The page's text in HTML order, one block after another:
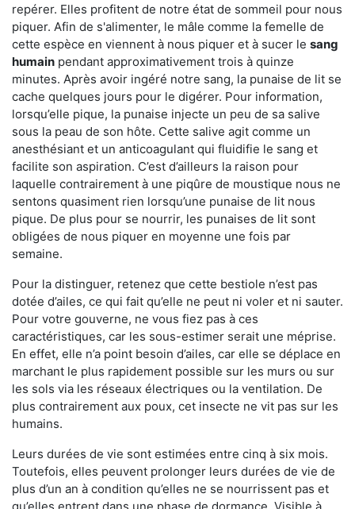
repérer. Elles profitent de notre état de sommeil pour nous
piquer. Afin de s'alimenter, le mâle comme la femelle de
cette espèce en viennent à nous piquer et à sucer le sang
humain pendant approximativement trois à quinze
minutes. Après avoir ingéré notre sang, la punaise de lit se
cache quelques jours pour le digérer. Pour information,
lorsqu’elle pique, la punaise injecte un peu de sa salive
sous la peau de son hôte. Cette salive agit comme un
anesthésiant et un anticoagulant qui fluidifie le sang et
facilite son aspiration. C’est d’ailleurs la raison pour
laquelle contrairement à une piqûre de moustique nous ne
sentons quasiment rien lorsqu’une punaise de lit nous
pique. De plus pour se nourrir, les punaises de lit sont
obligées de nous piquer en moyenne une fois par
semaine.
Pour la distinguer, retenez que cette bestiole n’est pas
dotée d’ailes, ce qui fait qu’elle ne peut ni voler et ni sauter.
Pour votre gouverne, ne vous fiez pas à ces
caractéristiques, car les sous-estimer serait une méprise.
En effet, elle n’a point besoin d’ailes, car elle se déplace en
marchant le plus rapidement possible sur les murs ou sur
les sols via les réseaux électriques ou la ventilation. De
plus contrairement aux poux, cet insecte ne vit pas sur les
humains.
Leurs durées de vie sont estimées entre cinq à six mois.
Toutefois, elles peuvent prolonger leurs durées de vie de
plus d’un an à condition qu’elles ne se nourrissent pas et
qu’elles entrent dans une phase de dormance. Visible à